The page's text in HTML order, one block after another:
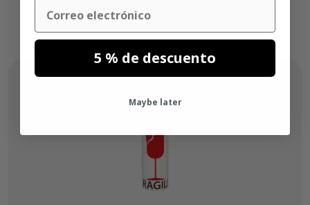
Email
5 % de descuento
Maybe later